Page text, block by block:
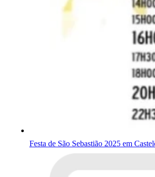
Festa de São Sebastião 2025 em